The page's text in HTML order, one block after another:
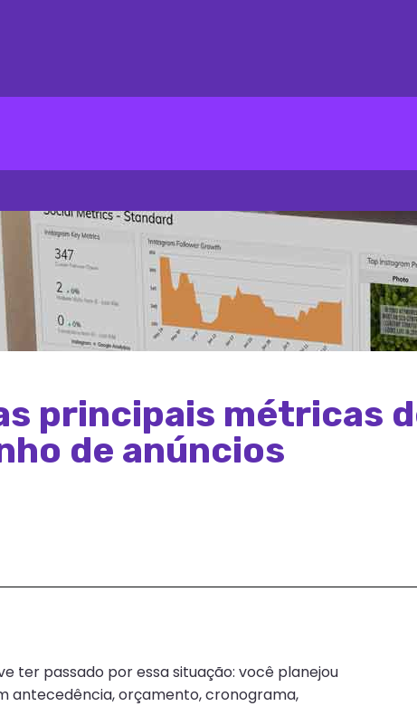
principais métricas
de anúncios
ter passado por essa situação: você planejou
antecedência, orçamento, cronograma,